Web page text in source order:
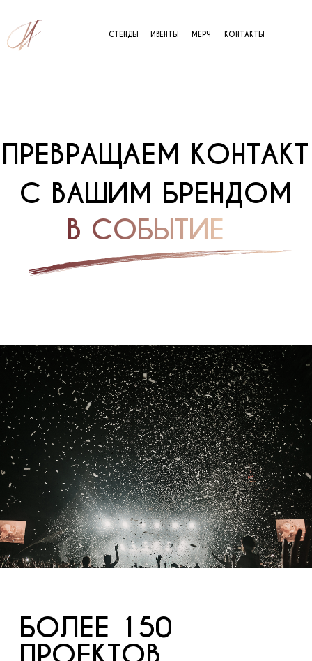
ИВЕНТЫ
СТЕНДЫ МЕРЧ КОНТАКТЫ
С ВАШИМ БРЕНДОМ
В СОБЫТИЕ
БОЛЕЕ 150
ПРОЕКТОВ
С 2020 ГОДА
SBER
DEVICES